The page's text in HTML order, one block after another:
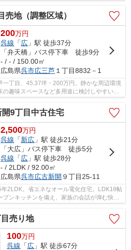
売地（調整区域）
200万円
呉線 「広 」駅 徒歩37分
「弁天橋」バス停下車 徒歩9分
- / - / 150.00㎡
広島県呉市広三芦 １丁目8832－1
一丁目、45.37坪・200万円。静かな周辺環境
の趣味スペースなど多用途に検討しやすい区
9分、即引渡し可能。...
開9丁目中古住宅
2,500万円
呉線 「新広 」駅 徒歩21分
「大広」バス停下車 徒歩5分
呉線 「広 」駅 徒歩28分
- / 2LDK / 92.00㎡
広島県呉市広古新開 ９丁目25-11
2LDK。省エネなオール電化住宅。LDK18帖
ンキッチンを備え、家族の会話が弾む快適
・買い物にも便利なエ...
売り地
100万円
呉線 「広 」駅 徒歩67分